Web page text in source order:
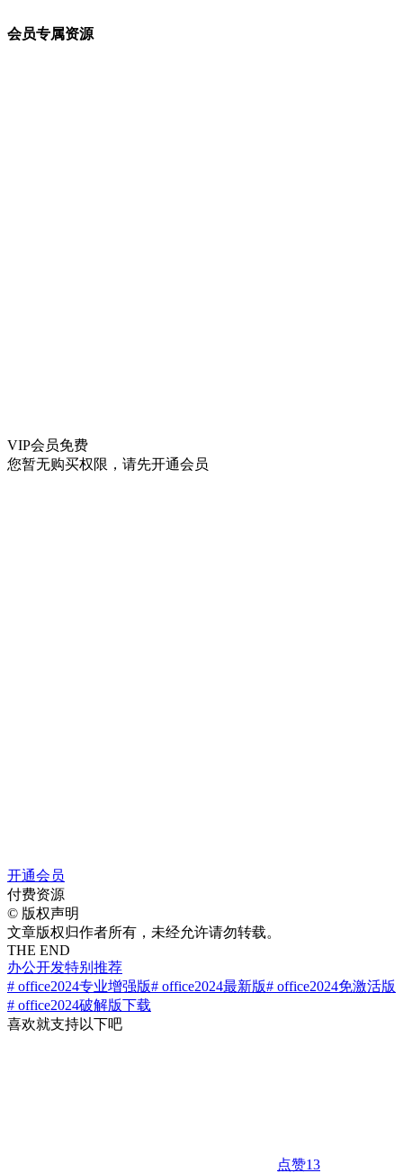
会员专属资源
VIP会员免费
您暂无购买权限，请先开通会员
开通会员
付费资源
© 版权声明
文章版权归作者所有，未经允许请勿转载。
THE END
办公开发特别推荐
# office2024专业增强版# office2024最新版# office2024免激活版
# office2024破解版下载
喜欢就支持以下吧
点赞13